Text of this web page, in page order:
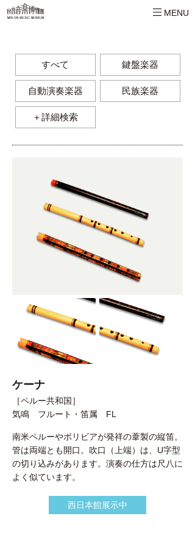
MENU
すべて 鍵盤楽器
自動演奏楽器 民族楽器
＋詳細検索
ケーナ
［ペルー共和国］
気鳴 フルート・笛属 FL
南米ペルーやボリビアが発祥の葦製の縦笛。
管は両端とも開口。吹口（上端）は、U字型
の切り込みがあります。演奏の仕方は尺八に
よく似ています。
西日本館展示中